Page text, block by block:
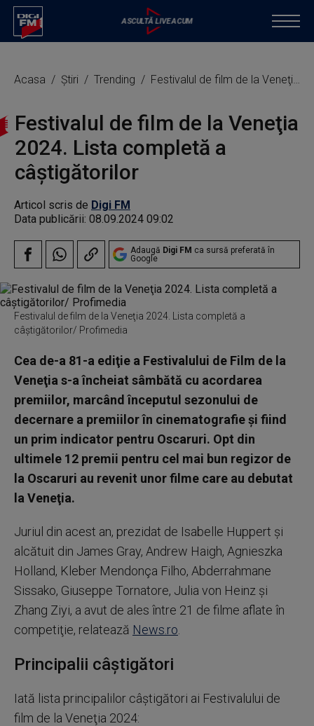
Acasa Știri Trending Festivalul de film de la Veneţia 2024. Lista completă a câştigătorilor
Festivalul de film de la Veneţia
2024. Lista completă a
câştigătorilor
Articol scris de Digi FM
Data publicării: 08.09.2024 09:02
Adaugă Digi FM ca sursă preferată în
Google
Festivalul de film de la Veneţia 2024. Lista completă a
câştigătorilor/ Profimedia
Cea de-a 81-a ediţie a Festivalului de Film de la
Veneţia s-a încheiat sâmbătă cu acordarea
premiilor, marcând începutul sezonului de
decernare a premiilor în cinematografie şi fiind
un prim indicator pentru Oscaruri. Opt din
ultimele 12 premii pentru cel mai bun regizor de
la Oscaruri au revenit unor filme care au debutat
la Veneţia.
Juriul din acest an, prezidat de Isabelle Huppert şi
alcătuit din James Gray, Andrew Haigh, Agnieszka
Holland, Kleber Mendonça Filho, Abderrahmane
Sissako, Giuseppe Tornatore, Julia von Heinz şi
Zhang Ziyi, a avut de ales între 21 de filme aflate în
competiţie, relatează News.ro
Principalii câștigători
Iată lista principalilor câştigători ai Festivalului de
film de la Veneţia 2024: